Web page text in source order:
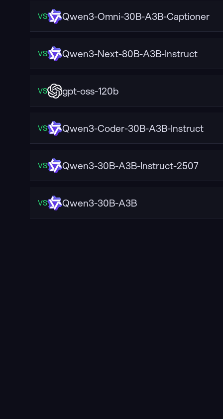
VS Qwen3-Omni-30B-A3B-Captioner
VS Qwen3-Next-80B-A3B-Instruct
VS gpt-oss-120b
VS Qwen3-Coder-30B-A3B-Instruct
VS Qwen3-30B-A3B-Instruct-2507
VS Qwen3-30B-A3B